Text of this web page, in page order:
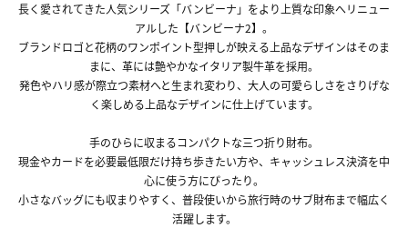
長く愛されてきた人気シリーズ「バンビーナ」をより上質な印象へリニュー
アルした【バンビーナ2】。
ブランドロゴと花柄のワンポイント型押しが映える上品なデザインはそのま
まに、革には艶やかなイタリア製牛革を採用。
発色やハリ感が際立つ素材へと生まれ変わり、大人の可愛らしさをさりげな
く楽しめる上品なデザインに仕上げています。
手のひらに収まるコンパクトな三つ折り財布。
現金やカードを必要最低限だけ持ち歩きたい方や、キャッシュレス決済を中
心に使う方にぴったり。
小さなバッグにも収まりやすく、普段使いから旅行時のサブ財布まで幅広く
活躍します。